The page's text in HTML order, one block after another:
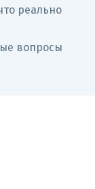
реально
вопросы